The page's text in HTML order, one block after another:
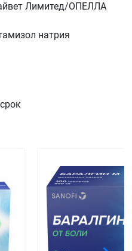
Лимитед/ОПЕЛЛА
натрия